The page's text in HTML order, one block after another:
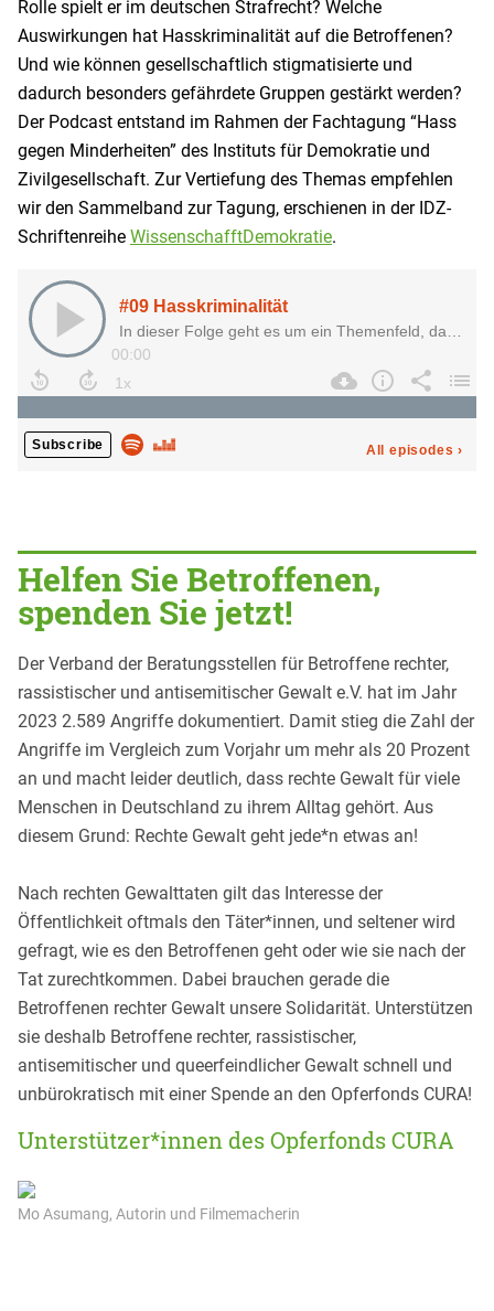
Rolle spielt er im deutschen Strafrecht? Welche
Auswirkungen hat Hasskriminalität auf die Betroffenen?
Und wie können gesellschaftlich stigmatisierte und
dadurch besonders gefährdete Gruppen gestärkt werden?
Der Podcast entstand im Rahmen der Fachtagung “Hass
gegen Minderheiten” des Instituts für Demokratie und
Zivilgesellschaft. Zur Vertiefung des Themas empfehlen
wir den Sammelband zur Tagung, erschienen in der IDZ-
Schriftenreihe WissenschafftDemokratie.
Helfen Sie Betroffenen,
spenden Sie jetzt!
Der Verband der Beratungsstellen für Betroffene rechter,
rassistischer und antisemitischer Gewalt e.V. hat im Jahr
2023 2.589 Angriffe dokumentiert. Damit stieg die Zahl der
Angriffe im Vergleich zum Vorjahr um mehr als 20 Prozent
an und macht leider deutlich, dass rechte Gewalt für viele
Menschen in Deutschland zu ihrem Alltag gehört. Aus
diesem Grund: Rechte Gewalt geht jede*n etwas an!
Nach rechten Gewalttaten gilt das Interesse der
Öffentlichkeit oftmals den Täter*innen, und seltener wird
gefragt, wie es den Betroffenen geht oder wie sie nach der
Tat zurechtkommen. Dabei brauchen gerade die
Betroffenen rechter Gewalt unsere Solidarität. Unterstützen
sie deshalb Betroffene rechter, rassistischer,
antisemitischer und queerfeindlicher Gewalt schnell und
unbürokratisch mit einer Spende an den Opferfonds CURA!
Unterstützer*innen des Opferfonds CURA
Mo Asumang, Autorin und Filmemacherin